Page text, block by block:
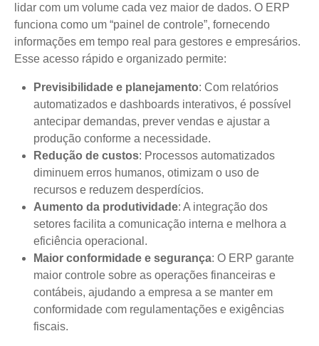
lidar com um volume cada vez maior de dados. O ERP
funciona como um “painel de controle”, fornecendo
informações em tempo real para gestores e empresários.
Esse acesso rápido e organizado permite:
Previsibilidade e planejamento: Com relatórios
automatizados e dashboards interativos, é possível
antecipar demandas, prever vendas e ajustar a
produção conforme a necessidade.
Redução de custos: Processos automatizados
diminuem erros humanos, otimizam o uso de
recursos e reduzem desperdícios.
Aumento da produtividade: A integração dos
setores facilita a comunicação interna e melhora a
eficiência operacional.
Maior conformidade e segurança: O ERP garante
maior controle sobre as operações financeiras e
contábeis, ajudando a empresa a se manter em
conformidade com regulamentações e exigências
fiscais.